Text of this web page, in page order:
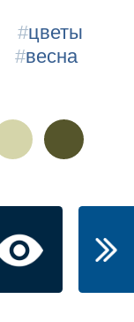
#цветы
#весна